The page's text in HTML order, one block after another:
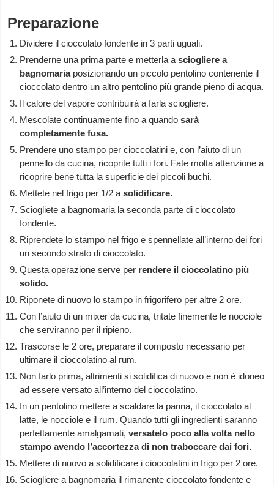
Preparazione
Dividere il cioccolato fondente in 3 parti uguali.
Prenderne una prima parte e metterla a sciogliere a
bagnomariaposizionando un piccolo pentolino contenente il
cioccolato dentro un altro pentolino più grande pieno di acqua.
Il calore del vapore contribuirà a farla sciogliere.
Mescolate continuamente fino a quandosarà
completamente fusa.
Prendere uno stampo per cioccolatini e, con l’aiuto di un
pennello da cucina, ricoprite tutti i fori. Fate molta attenzione a
ricoprire bene tutta la superficie dei piccoli buchi.
Mettete nel frigo per 1/2 asolidificare.
Sciogliete a bagnomaria la seconda parte di cioccolato
fondente.
Riprendete lo stampo nel frigo e spennellate all’interno dei fori
un secondo strato di cioccolato.
Questa operazione serve per rendere il cioccolatino più
solido.
Riponete di nuovo lo stampo in frigorifero per altre 2 ore.
Con l’aiuto di un mixer da cucina, tritate finemente le nocciole
che serviranno per il ripieno.
Trascorse le 2 ore, preparare il composto necessario per
ultimare il cioccolatino al rum.
Non farlo prima, altrimenti si solidifica di nuovo e non è idoneo
ad essere versato all’interno del cioccolatino.
In un pentolino mettere a scaldare la panna, il cioccolato al
latte, le nocciole e il rum. Quando tutti gli ingredienti saranno
perfettamente amalgamati,versatelo poco alla volta nello
stampo avendo l’accortezza di non traboccare dai fori.
Mettere di nuovo a solidificare i cioccolatini in frigo per 2 ore.
Sciogliere a bagnomaria il rimanente cioccolato fondente e